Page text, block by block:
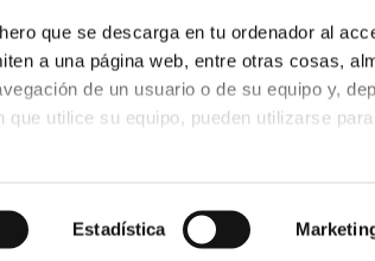
que se descarga en tu ordenador al
a una página web, entre otras cosas,
de un usuario o de su equipo y,
utilice su equipo, pueden utilizarse
al equipo terminal del usuario desde un
Estadística